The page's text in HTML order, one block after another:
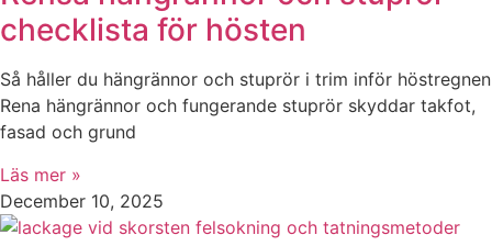
checklista för hösten
Så håller du hängrännor och stuprör i trim inför höstregnen
Rena hängrännor och fungerande stuprör skyddar takfot,
fasad och grund
Läs mer »
December 10, 2025